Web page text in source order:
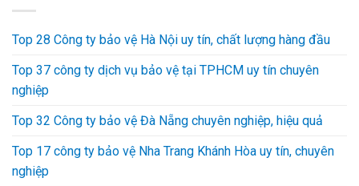
Top 28 Công ty bảo vệ Hà Nội uy tín, chất lượng hàng đầu
Top 37 công ty dịch vụ bảo vệ tại TPHCM uy tín chuyên
nghiệp
Top 32 Công ty bảo vệ Đà Nẵng chuyên nghiệp, hiệu quả
Top 17 công ty bảo vệ Nha Trang Khánh Hòa uy tín, chuyên
nghiệp